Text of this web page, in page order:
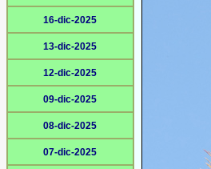
16-dic-2025
13-dic-2025
12-dic-2025
09-dic-2025
08-dic-2025
07-dic-2025